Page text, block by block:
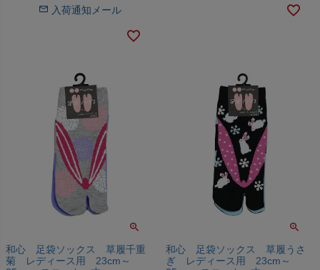
入荷通知メール
和心 足袋ソックス 草履千重
菊 レディース用 23cm～
和心 足袋ソックス 草履うさ
ぎ レディース用 23cm～